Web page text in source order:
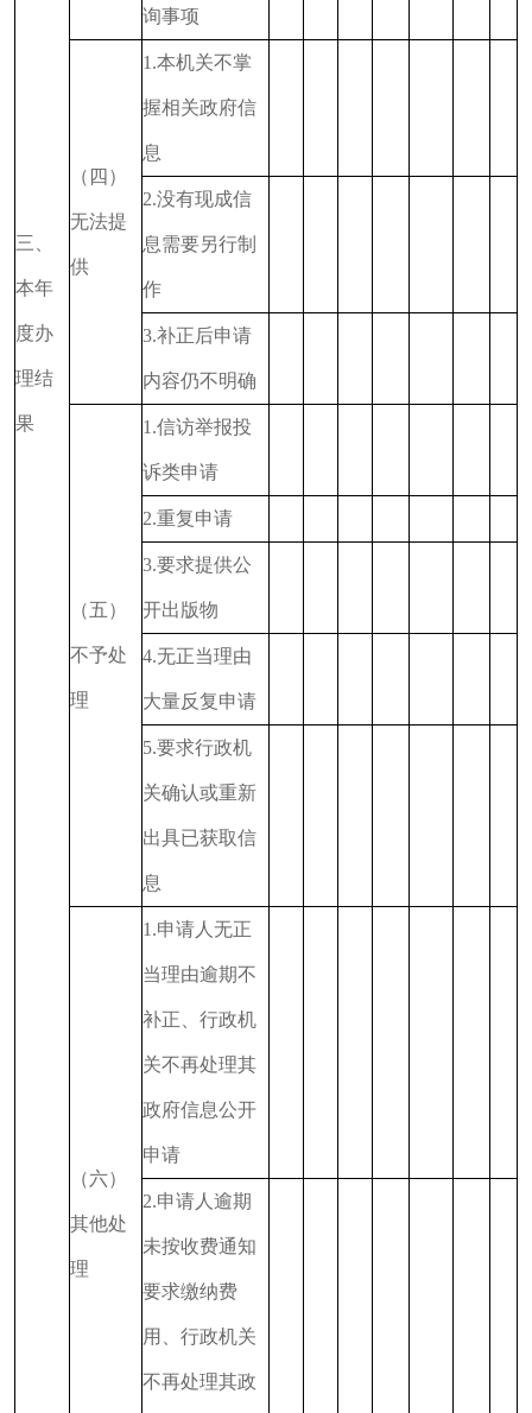
三、
本年
度办
理结
果
询事项
（四）
无法提
供
1.本机关不掌
握相关政府信
息
2.没有现成信
息需要另行制
作
3.补正后申请
内容仍不明确
（五）
不予处
理
1.信访举报投
诉类申请
2.重复申请
3.要求提供公
开出版物
4.无正当理由
大量反复申请
5.要求行政机
关确认或重新
出具已获取信
息
（六）
其他处
理
1.申请人无正
当理由逾期不
补正、行政机
关不再处理其
政府信息公开
申请
2.申请人逾期
未按收费通知
要求缴纳费
用、行政机关
不再处理其政